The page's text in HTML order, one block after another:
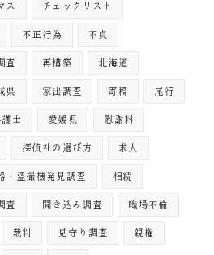
ス チェックリスト
不正行為 不貞
査 再構築 北海道
県 家出調査 寄稿 尾行
護士 愛媛県 慰謝料
探偵社の選び方 求人
・盗撮機発見調査 相続
査 聞き込み調査 職場不倫
裁判 見守り調査 親権